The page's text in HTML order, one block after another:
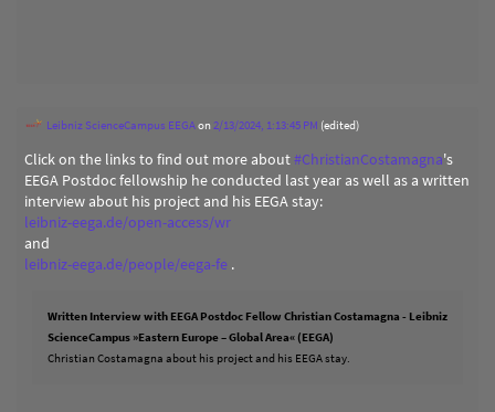
Leibniz ScienceCampus EEGAon2/13/2024, 1:13:45 PM (edited)
Click on the links to find out more about#ChristianCostamagna's
EEGA Postdoc fellowship he conducted last year as well as a written
interview about his project and his EEGA stay:
leibniz-eega.de/open-access/wr
and
leibniz-eega.de/people/eega-fe .
Written Interview with EEGA Postdoc Fellow Christian Costamagna - Leibniz
ScienceCampus »Eastern Europe – Global Area« (EEGA)
Christian Costamagna about his project and his EEGA stay.